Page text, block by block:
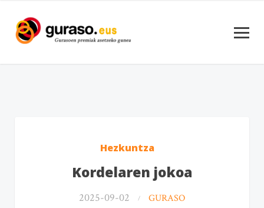
Hezkuntza
Kordelaren jokoa
2025-09-02 GURASO